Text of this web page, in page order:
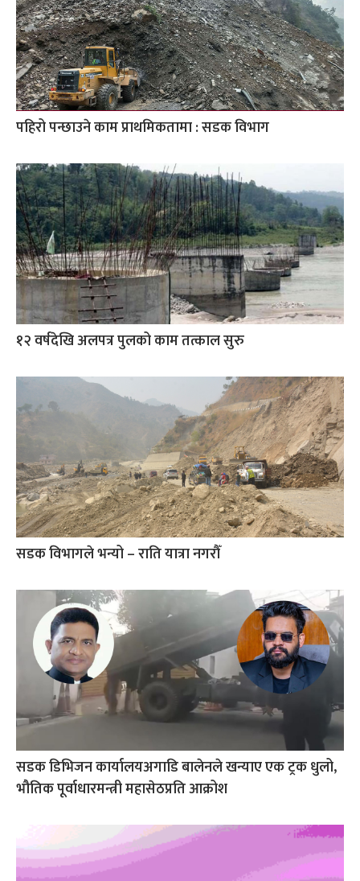
पहिरो पन्छाउने काम प्राथमिकतामा : सडक विभाग
१२ वर्षदेखि अलपत्र पुलको काम तत्काल सुरु
सडक विभागले भन्यो – राति यात्रा नगरौँ
सडक डिभिजन कार्यालयअगाडि बालेनले खन्याए एक ट्रक धुलो,
भौतिक पूर्वाधारमन्त्री महासेठप्रति आक्रोश